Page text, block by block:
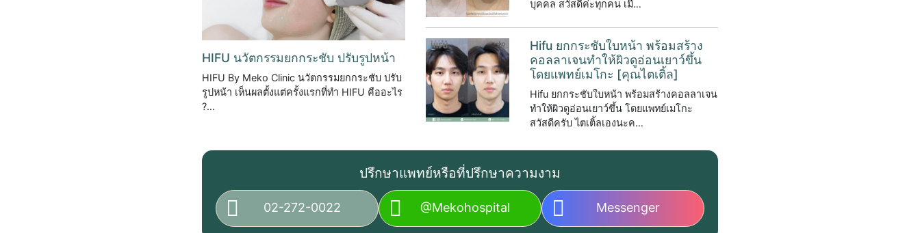
HIFU นวัตกรรมยกกระชับ ปรับรูปหน้า
HIFU By Meko Clinic นวัตกรรมยกกระชับ ปรับ
รูปหน้า เห็นผลตั้งแต่ครั้งแรกที่ทำ HIFU คืออะไร
?…
บุคคล สวัสดีค่ะทุกคน เมื่…
Hifu ยกกระชับใบหน้า พร้อมสร้าง
คอลลาเจนทำให้ผิวดูอ่อนเยาว์ขึ้น
โดยแพทย์เมโกะ [คุณไตเติ้ล]
Hifu ยกกระชับใบหน้า พร้อมสร้างคอลลาเจน
ทำให้ผิวดูอ่อนเยาว์ขึ้น โดยแพทย์เมโกะ
สวัสดีครับ ไตเติ้ลเองนะค…
ปรึกษาแพทย์หรือที่ปรึกษาความงาม
02-272-0022 @mekohospital Messenger